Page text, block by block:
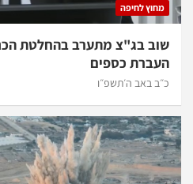
מחוץ לחיפה
שוב בג"צ מתערב בהחלטת
העברת כספים
כ״ב באב ה׳תשפ״ו